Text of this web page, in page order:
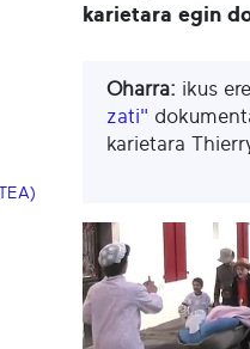
karietara egin
Oharra: ikus
zati"
karietara